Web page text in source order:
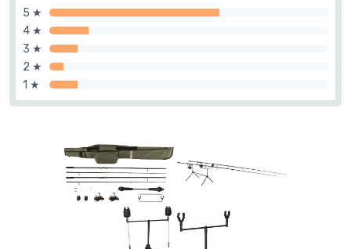
5 ★
4 ★
3 ★
2 ★
1 ★